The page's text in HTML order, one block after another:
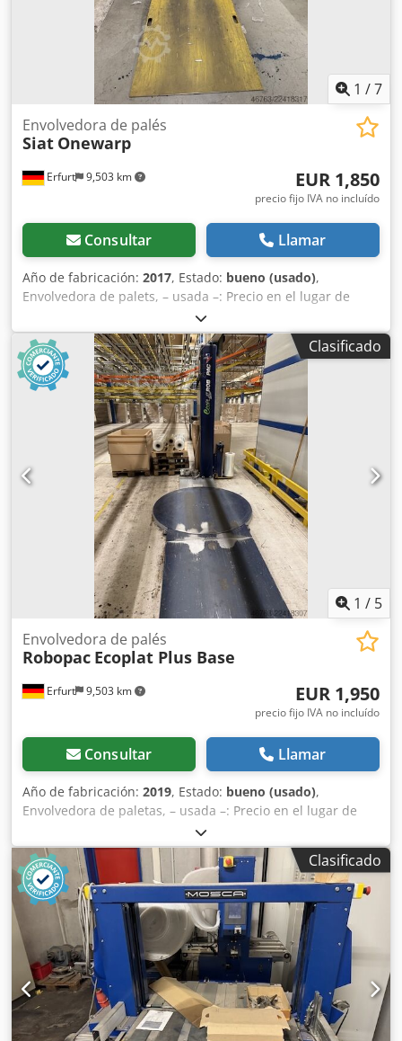
1 /7
Erfurt 9,503 km
Envolvedora de palés
Siat Onewarp
EUR 1,850
precio fijo IVA no incluído
Consultar Llamar
Año de fabricación: 2017, Estado: bueno (usado),
Envolvedora de palets, – usada –: Precio en el lugar de
ubicación: 1.850 € (neto), ¡incluida la carga! Fabricante: Siat
Modelo: Onewarp (también conocido como Brüninghaus
WS 180 Now) Tipo: L-18-M Número de serie:
PRJ001000015850001 Año de fabricación: 2017 Diámetro
del plato giratorio: aproximadamente 1,80 m Chjdpfxszpf
Rqj Agvsa Peso propio: aproximadamente kg Tipo de
máquina: Envolvedora semiautomática de film estirable
(sistema de plato giratorio) Altura de paso: 2.100 mm
Ancho del film: máx. 500 mm (film estirable estándar)
Portafolio: tipo M (freno mecánico) Panel de control: panel
moderno con iconos, con hasta 10 programas
memorizables Modos de funcionamiento: automático (solo
hacia arriba, hacia arriba y hacia abajo, con función de
lámina superior) 230 V, 50 Hz, 690 W, 3,83 A Estado: bueno
Disponible: inmediatamente Ubicación: zona de Erfurt,
más tarde almacén de Frankenberg
Clasificado
1 / 5
Erfurt 9,503 km
Envolvedora de palés
Robopac Ecoplat Plus Base
EUR 1,950
precio fijo IVA no incluído
Consultar Llamar
Año de fabricación: 2019, Estado: bueno (usado),
Envolvedora de paletas, – usada –: Precio en el lugar de
almacenamiento: 1.950 € (neto), ¡incluida la carga!
Fabricante: Robopac Modelo: Ecoplat Plus Base Tipo:
Plataforma giratoria Número de serie: 30188020 Año de
fabricación: 2019 Diámetro de la plataforma giratoria:
aprox. Peso propio: aprox. 345 kg 230 V, 50 Hz, 8,5 A, 1,2
kW Datos del fabricante: Longitud (mm): 2490 mm Anchura
(mm): 1640 mm Altura (mm): 2610 mm Anchura máxima
del film (mm): 500 mm Espesor mínimo del film (µm): 17
µm Espesor máximo del film (µm): 35 µm Diámetro máximo
del rollo de film (mm): 76 mm Diámetro del rollo de film
(mm): 300 mm Estiramiento del film: Manual Pre-
estiramiento mínimo del film (%): 0 % Pre-estiramiento
Clasificado